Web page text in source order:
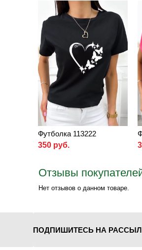
Футболка 113222
350 руб.
Отзывы
Нет отзывов о данном товаре.
ПОДПИШИТЕСЬ НА